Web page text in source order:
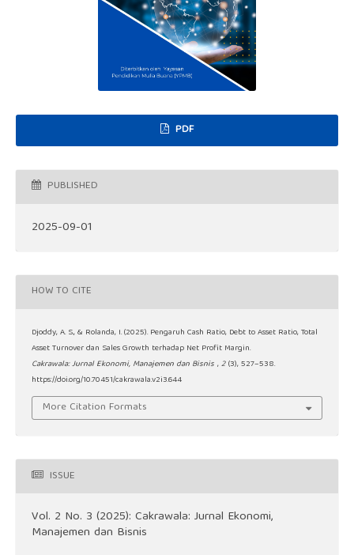
PDF
PUBLISHED
2025-09-01
HOW TO CITE
Djoddy, A. S., & Rolanda, I. (2025). Pengaruh Cash Ratio, Debt to Asset Ratio, Total
Asset Turnover dan Sales Growth terhadap Net Profit Margin.
Cakrawala: Jurnal Ekonomi, Manajemen dan Bisnis ,2 (3), 527–538.
https://doi.org/10.70451/cakrawala.v2i3.644
More Citation Formats
ISSUE
Vol. 2 No. 3 (2025): Cakrawala: Jurnal Ekonomi,
Manajemen dan Bisnis